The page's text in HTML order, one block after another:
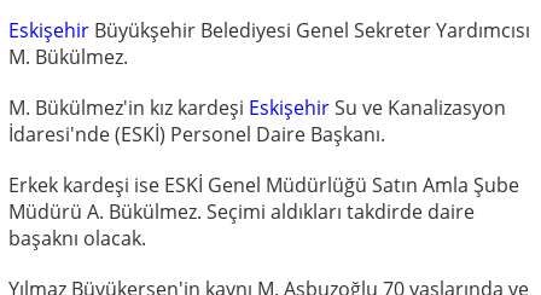
Eskişehir Büyükşehir Belediyesi Genel Sekreter Yardımcısı
M. Bükülmez.
M. Bükülmez'in kız kardeşi EskişehirSu ve Kanalizasyon
İdaresi'nde (ESKİ) Personel Daire Başkanı.
Erkek kardeşi ise ESKİ Genel Müdürlüğü Satın Amla Şube
Müdürü A. Bükülmez. Seçimi aldıkları takdirde daire
başaknı olacak.
Yılmaz Büyükerşen'in kaynı M. Asbuzoğlu 70 yaşlarında ve